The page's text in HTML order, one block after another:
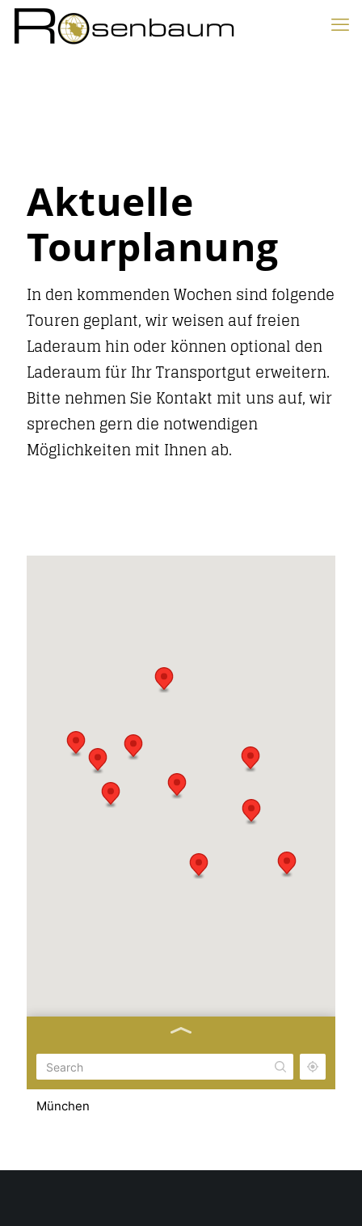
Aktuelle
Tourplanung
In den kommenden Wochen sind folgende
Touren geplant, wir weisen auf freien
Laderaum hin oder können optional den
Laderaum für Ihr Transportgut erweitern.
Bitte nehmen Sie Kontakt mit uns auf, wir
sprechen gern die notwendigen
Möglichkeiten mit Ihnen ab.
München